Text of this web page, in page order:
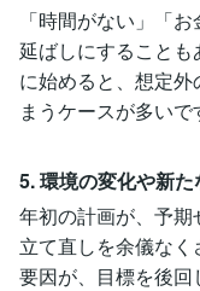
「時間がない」「
延ばしにすること
に始めると、想定
まうケースが多いで
5. 環境の変化や新た
年初の計画が、予
立て直しを余儀な
要因が、目標を後回